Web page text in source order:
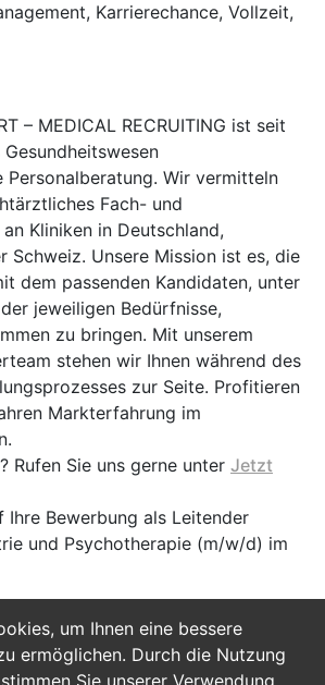
um Ihnen eine bessere
ermöglichen. Durch die Nutzung
Sie unserer Verwendung
Karrierechance, Vollzeit,
– MEDICAL RECRUITING ist seit
Personalberatung. Wir vermitteln
Fach- und
Kliniken in Deutschland,
Schweiz. Unsere Mission ist es, die
dem passenden Kandidaten, unter
jeweiligen Bedürfnisse,
zu bringen. Mit unserem
stehen wir Ihnen während des
zur Seite. Profitieren
Markterfahrung im
Rufen Sie uns gerne unter Jetzt
Ihre Bewerbung als Leitender
und Psycho­therapie (m/w/d) im
Jetzt Bewerben